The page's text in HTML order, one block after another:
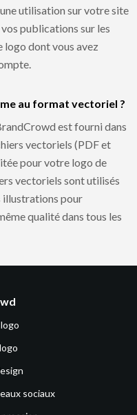
utilisation sur votre site
publications sur les
logo dont vous avez
au format vectoriel ?
est fourni dans
vectoriels (PDF et
pour votre logo de
vectoriels sont utilisés
illustrations pour
qualité dans tous les
sociaux